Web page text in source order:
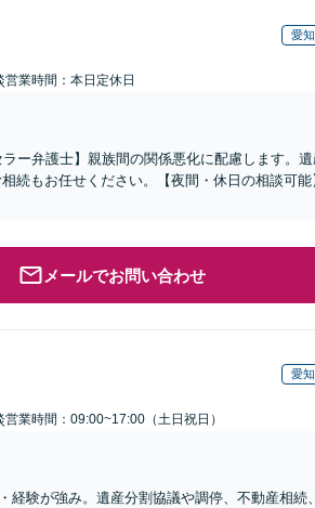
愛
営業時間：本日定休日
ー弁護士】親族間の関係悪化に配慮します。
続もお任せください。【夜間・休日の相談可能
メールでお問い合わせ
愛
営業時間：09:00~17:00（土日祝日）
経験が強み。遺産分割協議や調停、不動産相続、